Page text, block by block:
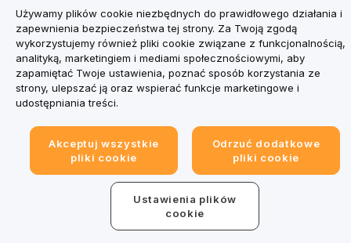
się do naszego newslettera już teraz.
Wszelkie formy
inwestycji niosą ze sobą ryzyko, w tym ryzyko utraty
całego zainwestowanego kapitału. Takie działania
mogą nie być odpowiednie dla każdego.
Obserwuj nas
© 2025–2026 Bybit.eu. Wszelkie prawa zastrzeżone.
Używamy plików cookie niezbędnych do prawidłowego działania i
zapewnienia bezpieczeństwa tej strony. Za Twoją zgodą
wykorzystujemy również pliki cookie związane z funkcjonalnością,
analityką, marketingiem i mediami społecznościowymi, aby
zapamiętać Twoje ustawienia, poznać sposób korzystania ze
strony, ulepszać ją oraz wspierać funkcje marketingowe i
udostępniania treści.
Akceptuj wszystkie
pliki cookie
Odrzuć dodatkowe
pliki cookie
Ustawienia plików
cookie